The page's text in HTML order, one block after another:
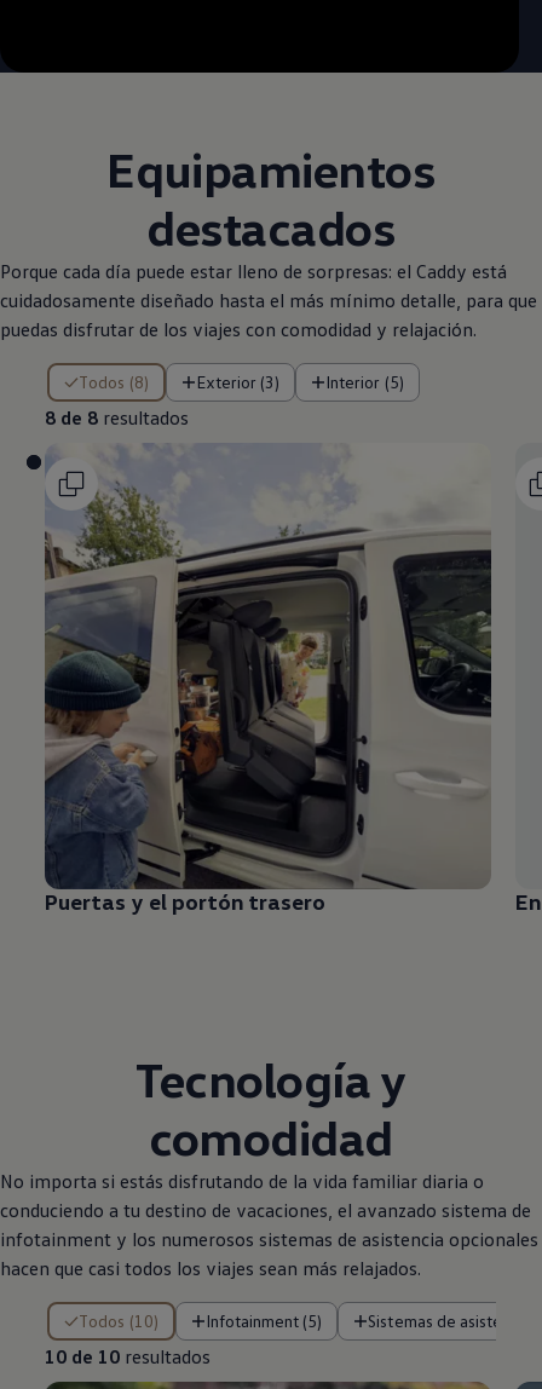
Remaining time, --:--
Equipamientos
destacados
Porque cada día puede estar lleno de sorpresas: el Caddy está
cuidadosamente diseñado hasta el más mínimo detalle, para que
puedas disfrutar de los viajes con comodidad y relajación.
Todos (8) Exterior (3) Interior (5)
8 de 8 resultados
8 de 8 resultados
Puertas y el portón trasero
Tecnología y
comodidad
No importa si estás disfrutando de la vida familiar diaria o
conduciendo a tu destino de vacaciones, el avanzado sistema de
infotainment y los numerosos sistemas de asistencia opcionales
hacen que casi todos los viajes sean más relajados.
Todos (10) Infotainment (5) Sistemas de asistencia
10 de 10 resultados
10 de 10 resultados